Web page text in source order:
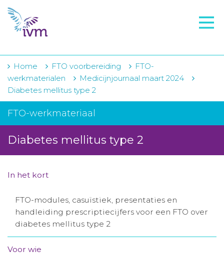
VMI
FTO voorbereiding
IVM-academie
Zorginstellingen
Projecten
Actueel
Winkelwagentje
Aanmelden nieuwsbrief
Home FTO voorbereiding
FTO-
werkmaterialen
Medicijnjournaal maart 2024
Diabetes mellitus type 2
FTO-werkmateriaal
Diabetes mellitus type 2
In het kort
FTO-modules, casuïstiek, presentaties en
handleiding prescriptiecijfers voor een FTO over
diabetes mellitus type 2
Voor wie